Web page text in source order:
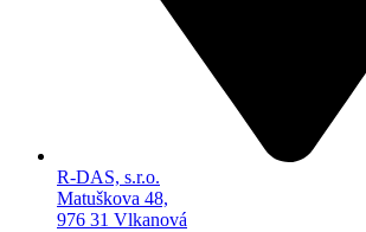
R-DAS, s.r.o.
Matuškova 48,
976 31 Vlkanová